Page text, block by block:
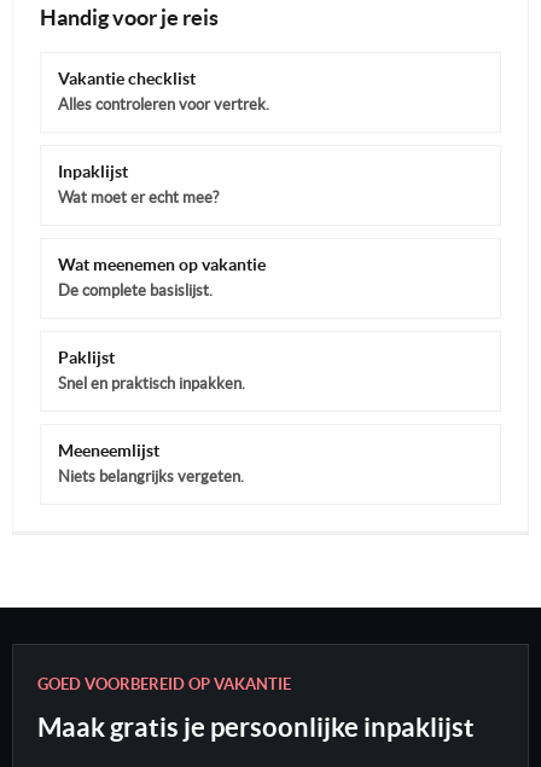
Handig voor je reis
Vakantie checklist
Alles controleren voor vertrek.
Inpaklijst
Wat moet er echt mee?
Wat meenemen op vakantie
De complete basislijst.
Paklijst
Snel en praktisch inpakken.
Meeneemlijst
Niets belangrijks vergeten.
GOED VOORBEREID OP VAKANTIE
Maak gratis je persoonlijke inpaklijst